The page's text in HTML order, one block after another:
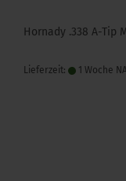
Hornady .338 A-Tip
Lieferzeit: 1 Woche